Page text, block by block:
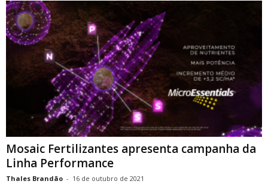
Mosaic Fertilizantes apresenta campanha da
Linha Performance
Thales Brandão - 16 de outubro de 2021